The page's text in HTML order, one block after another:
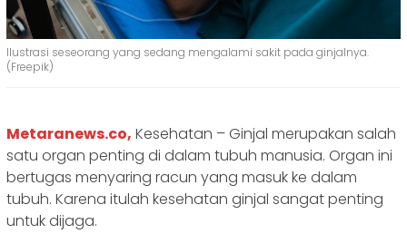
Ilustrasi seseorang yang sedang mengalami sakit pada ginjalnya.
(Freepik)
Metaranews.co, Kesehatan – Ginjal merupakan salah
satu organ penting di dalam tubuh manusia. Organ ini
bertugas menyaring racun yang masuk ke dalam
tubuh. Karena itulah kesehatan ginjal sangat penting
untuk dijaga.